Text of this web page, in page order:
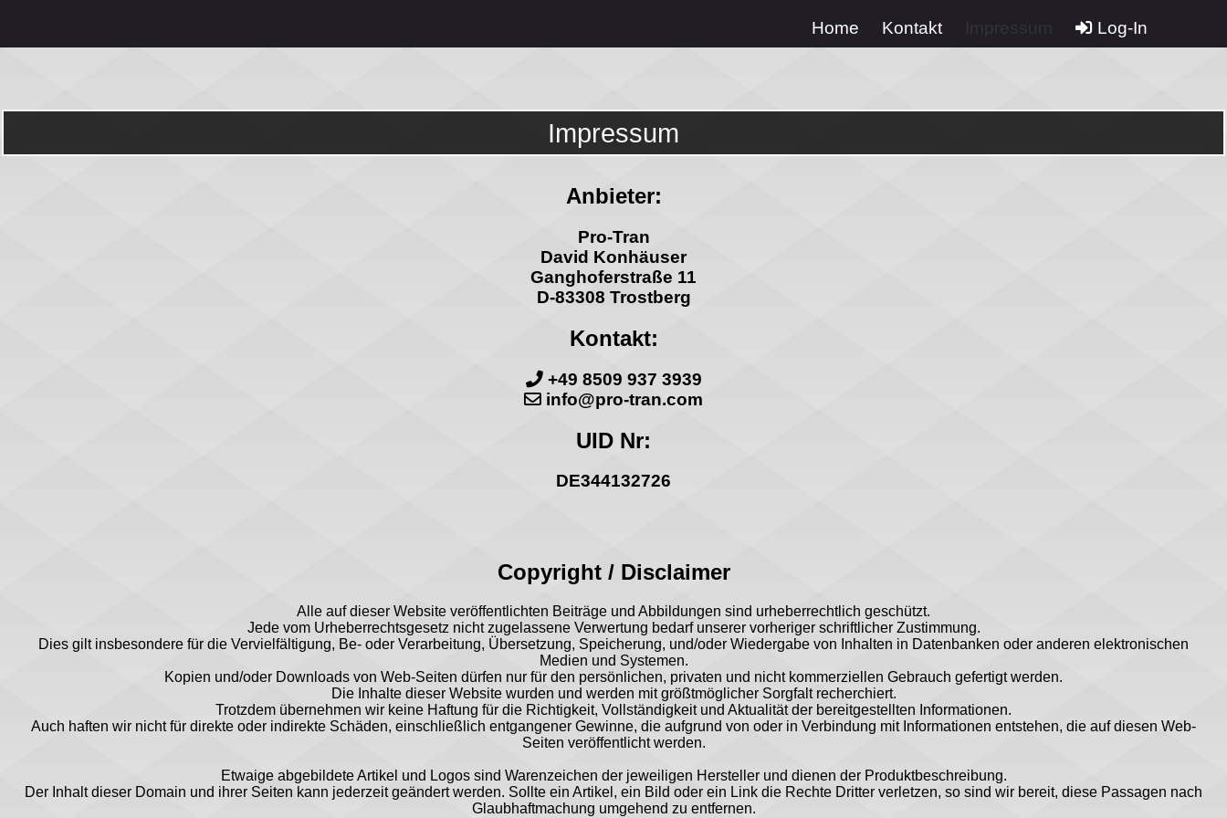
Home Kontakt Log-In
Impressum
Anbieter:
Pro-Tran
David Konhäuser
Ganghoferstraße 11
D-83308 Trostberg
Kontakt:
+49 8509 937 3939
info@pro-tran.com
UID Nr:
DE344132726
Copyright / Disclaimer
Alle auf dieser Website veröffentlichten Beiträge und Abbildungen sind urheberrechtlich geschützt.
Jede vom Urheberrechtsgesetz nicht zugelassene Verwertung bedarf unserer vorheriger schriftlicher Zustimmung.
Dies gilt insbesondere für die Vervielfältigung, Be- oder Verarbeitung, Übersetzung, Speicherung, und/oder Wiedergabe von Inhalten in Datenbanken oder anderen elektronischen
Medien und Systemen.
Kopien und/oder Downloads von Web-Seiten dürfen nur für den persönlichen, privaten und nicht kommerziellen Gebrauch gefertigt werden.
Die Inhalte dieser Website wurden und werden mit größtmöglicher Sorgfalt recherchiert.
Trotzdem übernehmen wir keine Haftung für die Richtigkeit, Vollständigkeit und Aktualität der bereitgestellten Informationen.
Auch haften wir nicht für direkte oder indirekte Schäden, einschließlich entgangener Gewinne, die aufgrund von oder in Verbindung mit Informationen entstehen, die auf diesen Web-
Seiten veröffentlicht werden.
Etwaige abgebildete Artikel und Logos sind Warenzeichen der jeweiligen Hersteller und dienen der Produktbeschreibung.
Der Inhalt dieser Domain und ihrer Seiten kann jederzeit geändert werden. Sollte ein Artikel, ein Bild oder ein Link die Rechte Dritter verletzen, so sind wir bereit, diese Passagen nach
Glaubhaftmachung umgehend zu entfernen.